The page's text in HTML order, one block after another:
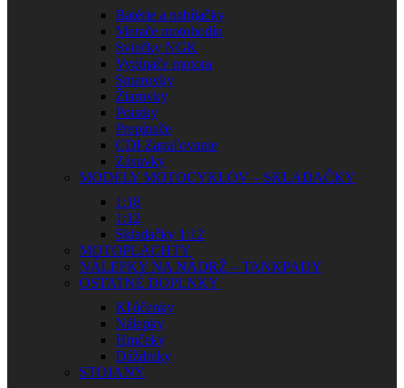
Batérie a nabíjačky
Merače motohodín
Sviečky NGK
Vypínače motora
Smerovky
Žiarovky
Poistky
Prepínače
CDI Zapaľovanie
Zásuvky
MODELY MOTOCYKLOV – SKLADAČKY
1:18
1:12
Skladačky 1:12
MOTOPLACHTY
NÁLEPKY NA NÁDRŽ – TANKPADY
OSTATNÉ DOPLNKY
Kľúčenky
Nálepky
Hrnčeky
Dáždniky
STOJANY